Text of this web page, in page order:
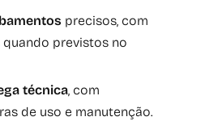
precisos, com
previstos no
técnica, com
de uso e manutenção.